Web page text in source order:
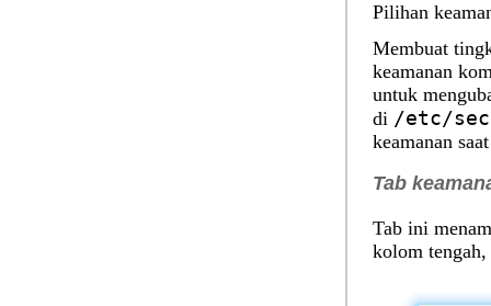
Pilihan
Membuat
keamanan
untuk
di /etc/
keamanan
Tab
Tab ini
kolom